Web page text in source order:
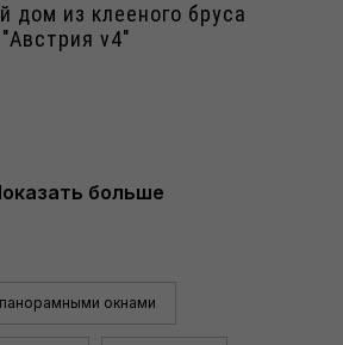
дом из клееного бруса
v4"
больше
окнами